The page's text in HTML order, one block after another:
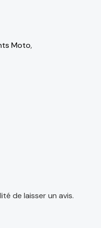
Moto,
de laisser un avis.